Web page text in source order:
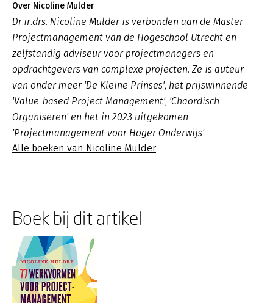
Over Nicoline Mulder
Dr.ir.drs. Nicoline Mulder is verbonden aan de Master
Projectmanagement van de Hogeschool Utrecht en
zelfstandig adviseur voor projectmanagers en
opdrachtgevers van complexe projecten. Ze is auteur
van onder meer 'De Kleine Prinses', het prijswinnende
'Value-based Project Management', 'Chaordisch
Organiseren' en het in 2023 uitgekomen
'Projectmanagement voor Hoger Onderwijs'.
Alle boeken van Nicoline Mulder
Boek bij dit artikel